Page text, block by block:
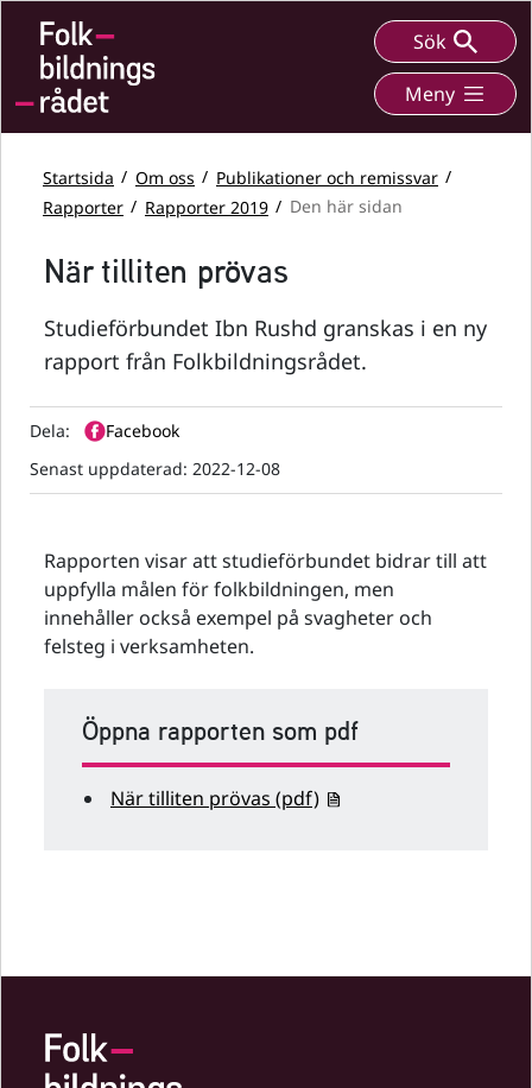
Sök
Meny
Startsida Om oss
Publikationer och remissvar
Rapporter
Rapporter 2019 Den här sidan
När tilliten prövas
Studieförbundet Ibn Rushd granskas i en ny
rapport från Folkbildningsrådet.
Dela:
Facebook
Senast uppdaterad: 2022-12-08
Rapporten visar att studieförbundet bidrar till att
uppfylla målen för folkbildningen, men
innehåller också exempel på svagheter och
felsteg i verksamheten.
Öppna rapporten som pdf
När tilliten prövas (pdf)